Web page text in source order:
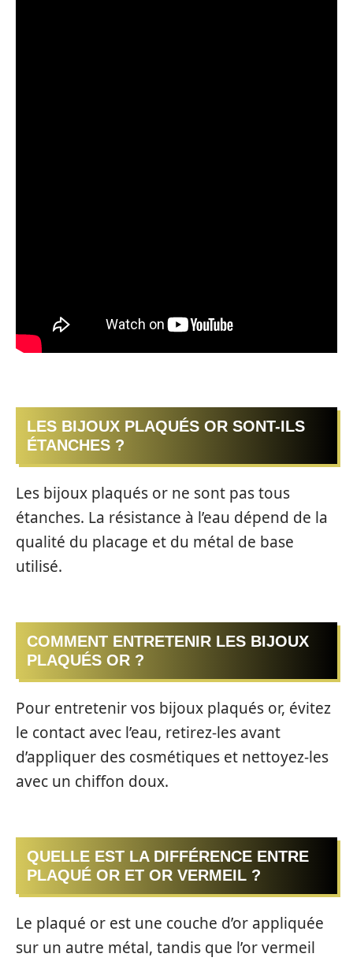
LES BIJOUX PLAQUÉS OR SONT-ILS
ÉTANCHES ?
Les bijoux plaqués or ne sont pas tous
étanches. La résistance à l’eau dépend de la
qualité du placage et du métal de base
utilisé.
COMMENT ENTRETENIR LES BIJOUX
PLAQUÉS OR ?
Pour entretenir vos bijoux plaqués or, évitez
le contact avec l’eau, retirez-les avant
d’appliquer des cosmétiques et nettoyez-les
avec un chiffon doux.
QUELLE EST LA DIFFÉRENCE ENTRE
PLAQUÉ OR ET OR VERMEIL ?
Le plaqué or est une couche d’or appliquée
sur un autre métal, tandis que l’or vermeil